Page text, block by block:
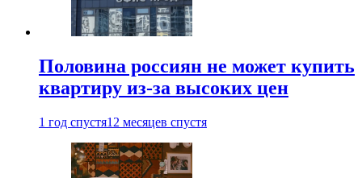
Половина россиян не может купить
квартиру из-за высоких цен
1 год спустя12 месяцев спустя